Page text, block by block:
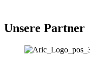
Unsere Partner